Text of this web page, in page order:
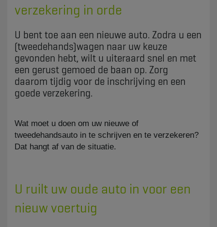
verzekering in orde
​U bent toe aan een nieuwe auto. Zodra u een
(tweedehands)wagen naar uw keuze
gevonden hebt, wilt u uiteraard snel en met
een gerust gemoed de baan op. Zorg
daarom tijdig voor de inschrijving en een
goede verzekering.
​Wat moet u doen om uw nieuwe of
tweedehandsauto in te schrijven en te verzekeren?
Dat hangt af van de situatie.
U ruilt uw oude auto in voor een
nieuw voertuig